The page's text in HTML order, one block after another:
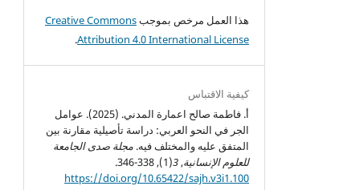
هذا العمل مرخص بموجبCreative Commons
Attribution 4.0 International License
.
كيفية الاقتباس
أ. فاطمة صالح اعمارة المدني. (2025). عوامل
الجر في النحو العربي: دراسة تأصيلية مقارنة بين
المتفق عليه والمختلف فيه.مجلة صدى الجامعة
للعلوم الإنسانية,
3
(1), 338-346.
https://doi.org/10.65422/sajh.v3i1.100